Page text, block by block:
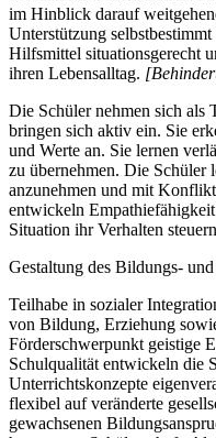
im Hinblick darauf
Unterstützung
Hilfsmittel situationsgerecht
ihren Lebensalltag.
Die Schüler nehmen sich als
bringen sich aktiv ein. Sie
und Werte an. Sie lernen
zu übernehmen. Die
anzunehmen und mit
entwickeln
Situation ihr Verhalten
Gestaltung des Bildungs-
Teilhabe in sozialer
von Bildung, Erziehung
Förderschwerpunkt geistige
Schulqualität entwickeln die
Unterrichtskonzepte
flexibel auf veränderte
gewachsenen